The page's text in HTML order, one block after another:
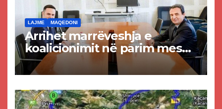
LAJME MAQEDONI
Arrihet marrëveshja e
koalicionimit në parim mes
Kurtit dhe Abdixhikut